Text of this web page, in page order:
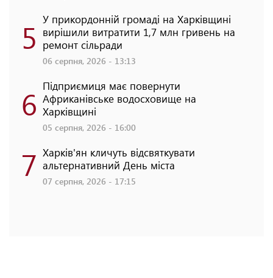
5 У прикордонній громаді на Харківщині
вирішили витратити 1,7 млн гривень на
ремонт сільради
06 серпня, 2026 - 13:13
6 Підприємиця має повернути
Африканівське водосховище на
Харківщині
05 серпня, 2026 - 16:00
7 Харків'ян кличуть відсвяткувати
альтернативний День міста
07 серпня, 2026 - 17:15